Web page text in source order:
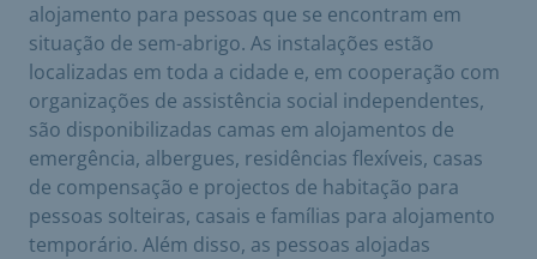
alojamento para pessoas que se encontram em
situação de sem-abrigo. As instalações estão
localizadas em toda a cidade e, em cooperação com
organizações de assistência social independentes,
são disponibilizadas camas em alojamentos de
emergência, albergues, residências flexíveis, casas
de compensação e projectos de habitação para
pessoas solteiras, casais e famílias para alojamento
temporário. Além disso, as pessoas alojadas